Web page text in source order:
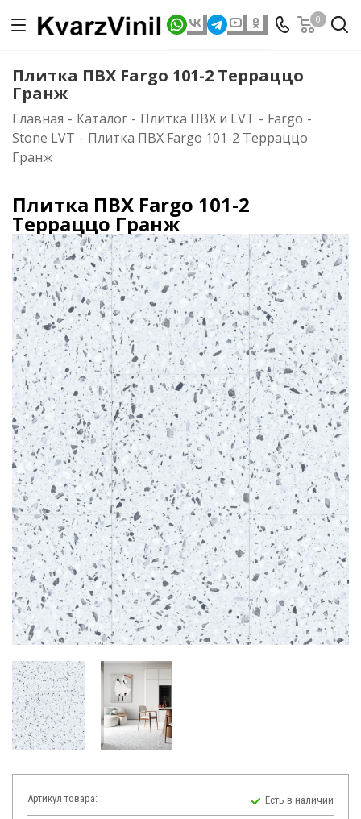
0
Плитка ПВХ Fargo 101-2 Терраццо
Гранж
Главная - Каталог - Плитка ПВХ и LVT - Fargo -
Stone LVT - Плитка ПВХ Fargo 101-2 Терраццо
Гранж
Плитка ПВХ Fargo 101-2
Терраццо Гранж
Артикул товара: Есть в наличии